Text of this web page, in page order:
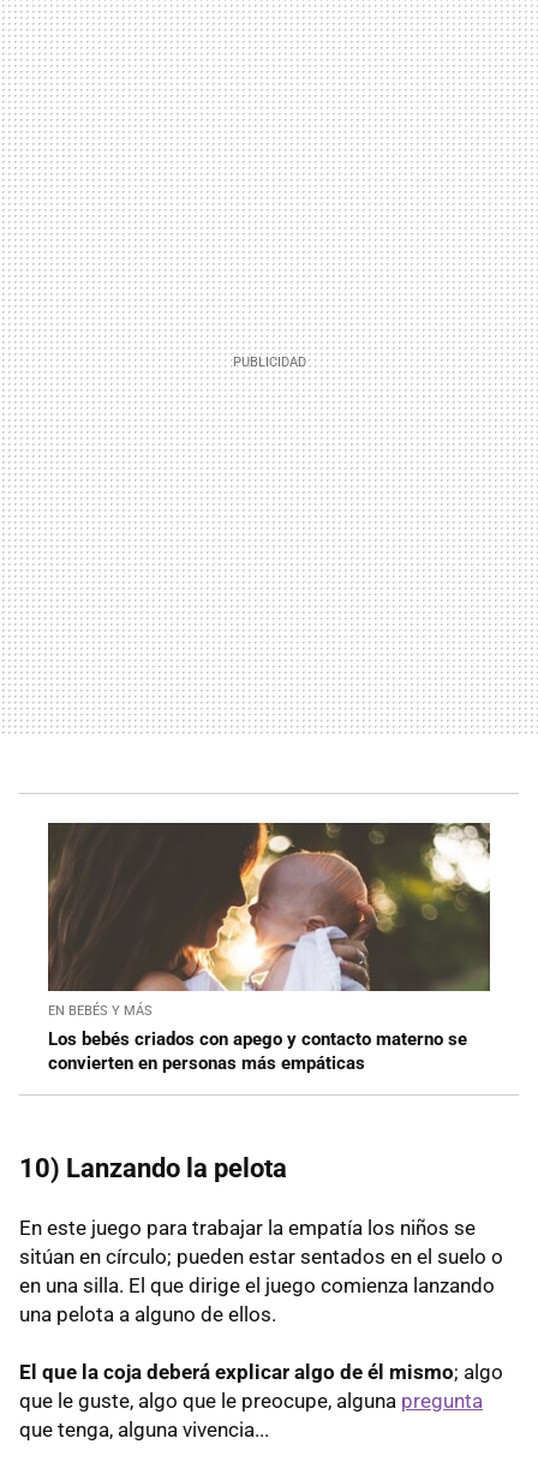
EN BEBÉS Y MÁS
Los bebés criados con apego y contacto materno se
convierten en personas más empáticas
10) Lanzando la pelota
En este juego para trabajar la empatía los niños se
sitúan en círculo; pueden estar sentados en el suelo o
en una silla. El que dirige el juego comienza lanzando
una pelota a alguno de ellos.
El que la coja deberá explicar algo de él mismo; algo
que le guste, algo que le preocupe, alguna pregunta
que tenga, alguna vivencia...